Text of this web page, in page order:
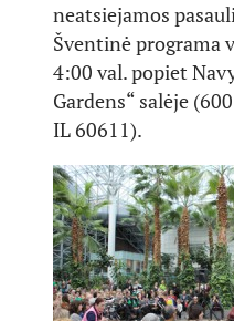
neatsiejamos
Šventinė programa
4:00 val. popiet
Gardens“ salėje
IL 60611).